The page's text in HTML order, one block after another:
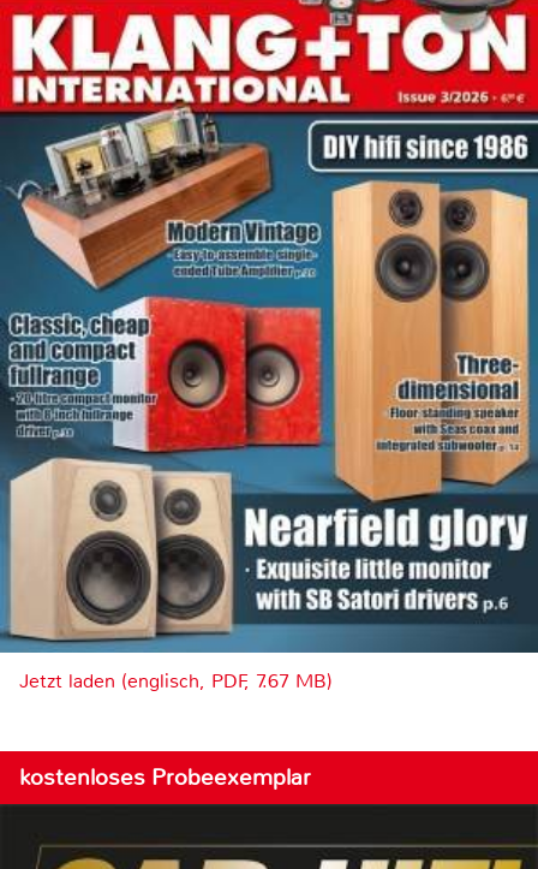
Jetzt laden (englisch, PDF, 7.67 MB)
kostenloses Probeexemplar